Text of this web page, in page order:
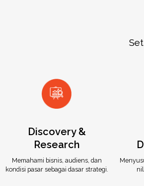
Discovery &
Research
Memahami bisnis, audiens, dan
kondisi pasar sebagai dasar strategi.